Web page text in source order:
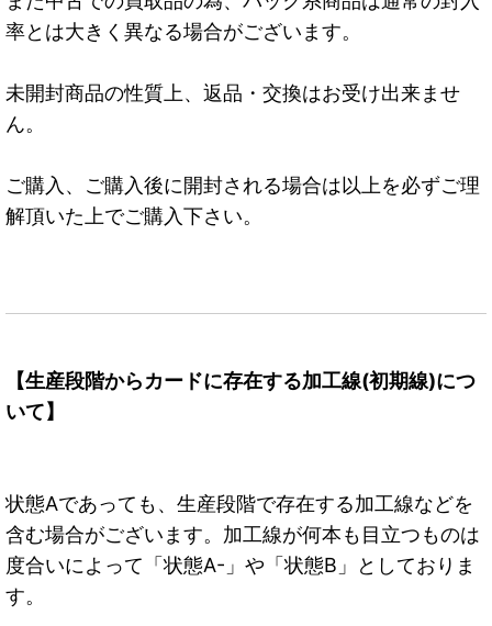
率とは大きく異なる場合がございます。
未開封商品の性質上、返品・交換はお受け出来ませ
ん。
ご購入、ご購入後に開封される場合は以上を必ずご理
解頂いた上でご購入下さい。
【生産段階からカードに存在する加工線(初期線)につ
いて】
状態Aであっても、生産段階で存在する加工線などを
含む場合がございます。加工線が何本も目立つものは
度合いによって「状態A-」や「状態B」としておりま
す。